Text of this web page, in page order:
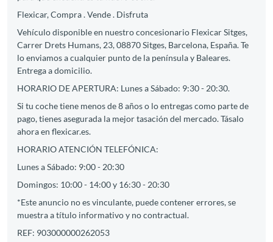
Flexicar, Compra . Vende . Disfruta
Vehículo disponible en nuestro concesionario Flexicar Sitges,
Carrer Drets Humans, 23, 08870 Sitges, Barcelona, España. Te
lo enviamos a cualquier punto de la península y Baleares.
Entrega a domicilio.
HORARIO DE APERTURA: Lunes a Sábado: 9:30 - 20:30.
Si tu coche tiene menos de 8 años o lo entregas como parte de
pago, tienes asegurada la mejor tasación del mercado. Tásalo
ahora en flexicar.es.
HORARIO ATENCIÓN TELEFÓNICA:
Lunes a Sábado: 9:00 - 20:30
Domingos: 10:00 - 14:00 y 16:30 - 20:30
*Este anuncio no es vinculante, puede contener errores, se
muestra a título informativo y no contractual.
REF: 903000000262053